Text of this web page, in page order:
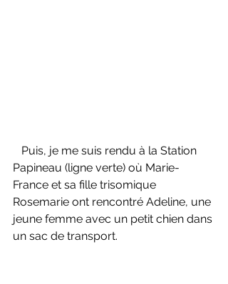
Papineau (ligne verte) où Marie-
France et sa fille trisomique
Rosemarie ont rencontré Adeline, une
jeune femme avec un petit chien dans
un sac de transport.